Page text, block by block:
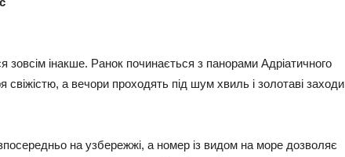
зовсім інакше. Ранок починається з панорами Адріатичного
свіжістю, а вечори проходять під шум хвиль і золотаві заходи
на узбережжі, а номер із видом на море дозволяє